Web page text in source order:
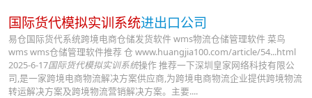
国际货代模拟实训系统进出口公司
易仓国际货代系统跨境电商仓储发货软件 wms物流仓储管理软件 菜鸟
wms wms仓储管理软件推荐 仓 www.huangjia100.com/article/54...html
2025-6-17国际货代模拟实训系统操作 推荐一下深圳皇家网络科技有限公
司,是一家跨境电商物流解决方案供应商,为跨境电商物流企业提供跨境物流
转运解决方案及跨境物流营销解决方案。主要....